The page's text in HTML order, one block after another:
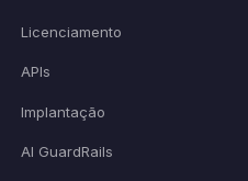
Licenciamento
APIs
Implantação
AI GuardRails